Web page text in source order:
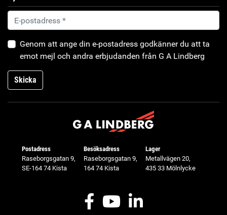
Genom att ange din e-postadress godkänner du att ta
emot mejl och andra erbjudanden från G A Lindberg
Skicka
Postadress
Raseborgsgatan 9,
SE-164 74 Kista
Besöksadress
Raseborgsgatan 9,
164 74 Kista
Lager
Metallvägen 20,
435 33 Mölnlycke
FacebookYoutubeLinkedIn